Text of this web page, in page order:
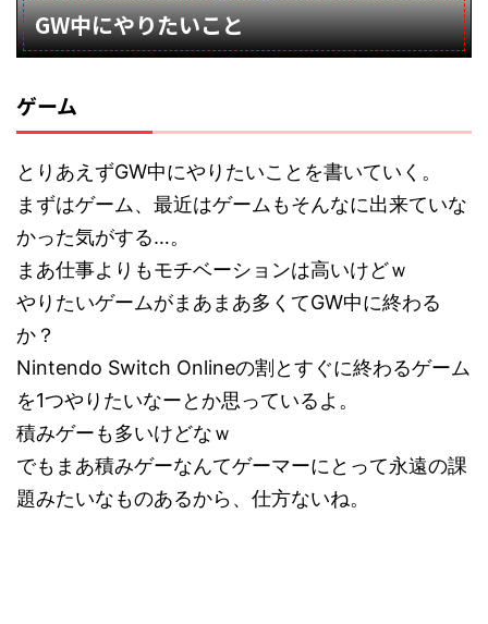
GW中にやりたいこと
ゲーム
とりあえずGW中にやりたいことを書いていく。
まずはゲーム、最近はゲームもそんなに出来ていな
かった気がする…。
まあ仕事よりもモチベーションは高いけどｗ
やりたいゲームがまあまあ多くてGW中に終わる
か？
Nintendo Switch Onlineの割とすぐに終わるゲーム
を1つやりたいなーとか思っているよ。
積みゲーも多いけどなｗ
でもまあ積みゲーなんてゲーマーにとって永遠の課
題みたいなものあるから、仕方ないね。